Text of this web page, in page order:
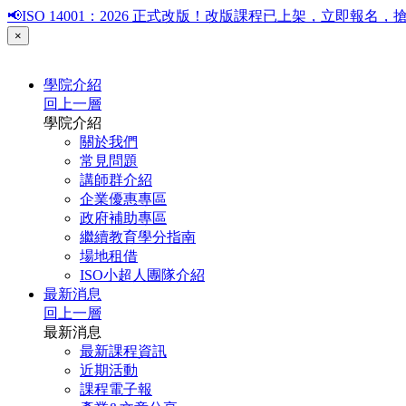
📢ISO 14001：2026 正式改版！改版課程已上架，立即報名，
×
學院介紹
回上一層
學院介紹
關於我們
常見問題
講師群介紹
企業優惠專區
政府補助專區
繼續教育學分指南
場地租借
ISO小超人團隊介紹
最新消息
回上一層
最新消息
最新課程資訊
近期活動
課程電子報